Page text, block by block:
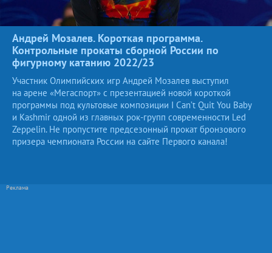
Андрей Мозалев. Короткая программа.
Контрольные прокаты сборной России по
фигурному катанию 2022/23
Участник Олимпийских игр Андрей Мозалев выступил
на арене «Мегаспорт» с презентацией новой короткой
программы под культовые композиции I Can’t Quit You Baby
и Kashmir одной из главных рок-групп современности Led
Zeppelin. Не пропустите предсезонный прокат бронзового
призера чемпионата России на сайте Первого канала!